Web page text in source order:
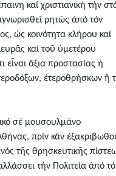
καί χριστιανική τήν
ρητῶς ἀπό τόν
ὡς κοινότητα κλήρου καί
καί τοῦ ὑμετέρου
ἄξια προστασίας ἡ
ἐτεροθρήσκων ἤ
σέ μουσουλμάνο
πρίν κἄν
τῆς θρησκευτικῆς
τήν Πολιτεία ἀπό τό